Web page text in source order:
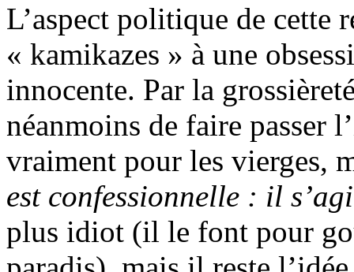
L’aspect politique de cette
« kamikazes » à une
innocente. Par la
néanmoins de faire passer
vraiment pour les vierges,
est confessionnelle : il
plus idiot (il le font pour